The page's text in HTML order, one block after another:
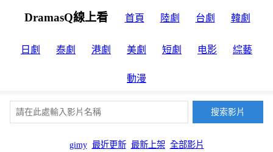
DramasQ線上看 首頁 陸劇 台劇 韓劇
日劇 泰劇 港劇 美劇 短劇 电影 綜藝
動漫
gimy 最近更新 最新上架 全部影片